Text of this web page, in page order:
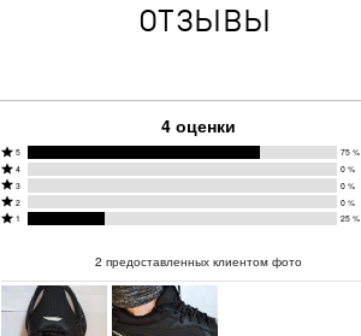
ОТЗЫВЫ
4 оценки
Оценено
5
звездами
75 %
покупателей
5 75 %
Оценено
4
звездами
покупателей
4 0 %
Оценено
3
покупателей
3 0 %
Оценено
2
0 %
покупателей
2 0 %
Оценено
25 %
покупателей
1 25 %
2 предоставленных клиентом фото